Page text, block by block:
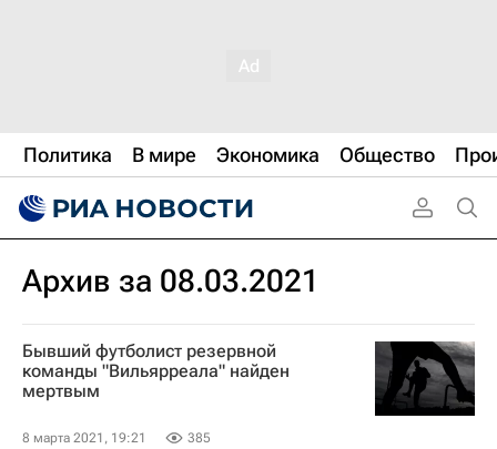
Политика В мире Экономика Общество
Архив за 08.03.2021
Бывший футболист резервной
команды "Вильярреала" найден
мертвым
8 марта 2021, 19:21 385